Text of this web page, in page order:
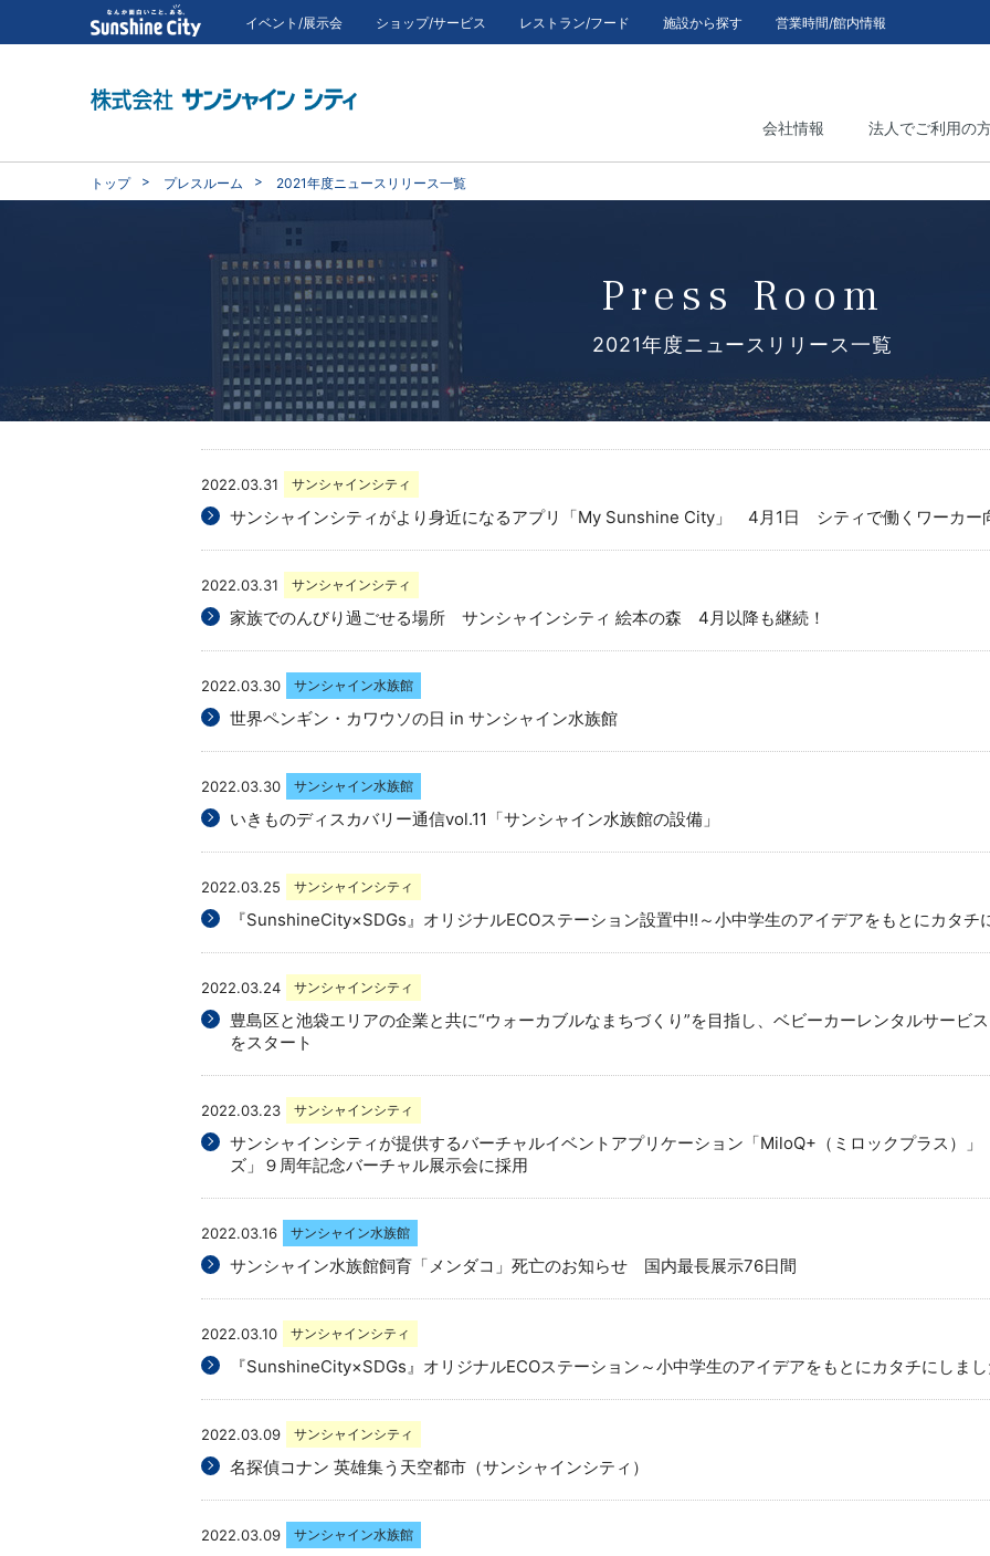
イベント/展示会 ショップ/サービス レストラン/フード 施設から探す 営業時間/館内情報
会社情報 法人でご利用の
トップ プレスルーム 2021年度ニュースリリース一覧
Press Room
2021年度ニュースリリース一覧
2022.03.31 サンシャインシティ
サンシャインシティがより身近になるアプリ「My Sunshine City」 4月1日 シティで働くワーカー
2022.03.31 サンシャインシティ
家族でのんびり過ごせる場所 サンシャインシティ 絵本の森 4月以降も継続！
2022.03.30 サンシャイン水族館
世界ペンギン・カワウソの日 in サンシャイン水族館
2022.03.30 サンシャイン水族館
いきものディスカバリー通信vol.11「サンシャイン水族館の設備」
2022.03.25 サンシャインシティ
『SunshineCity×SDGs』オリジナルECOステーション設置中!!～小中学生のアイデアをもとにカタチ
2022.03.24 サンシャインシティ
豊島区と池袋エリアの企業と共に“ウォーカブルなまちづくり”を目指し、ベビーカーレンタルサービ
をスタート
2022.03.23 サンシャインシティ
サンシャインシティが提供するバーチャルイベントアプリケーション「MiloQ+（ミロックプラス）」
ズ」９周年記念バーチャル展示会に採用
2022.03.16 サンシャイン水族館
サンシャイン水族館飼育「メンダコ」死亡のお知らせ 国内最長展示76日間
2022.03.10 サンシャインシティ
『SunshineCity×SDGs』オリジナルECOステーション～小中学生のアイデアをもとにカタチにしまし
2022.03.09 サンシャインシティ
名探偵コナン 英雄集う天空都市（サンシャインシティ）
2022.03.09 サンシャイン水族館